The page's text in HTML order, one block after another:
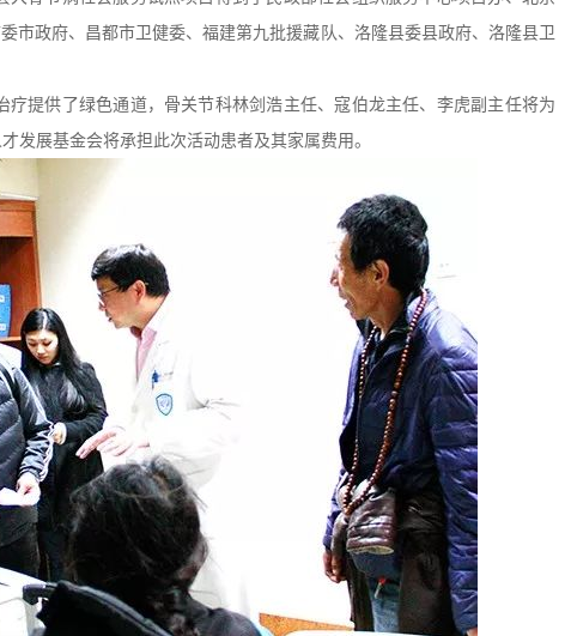
市政府、昌都市卫健委、福建第九批援藏队、洛隆县委县政府、洛隆县卫
提供了绿色通道，骨关节科林剑浩主任、寇伯龙主任、李虎副主任将为
发展基金会将承担此次活动患者及其家属费用。